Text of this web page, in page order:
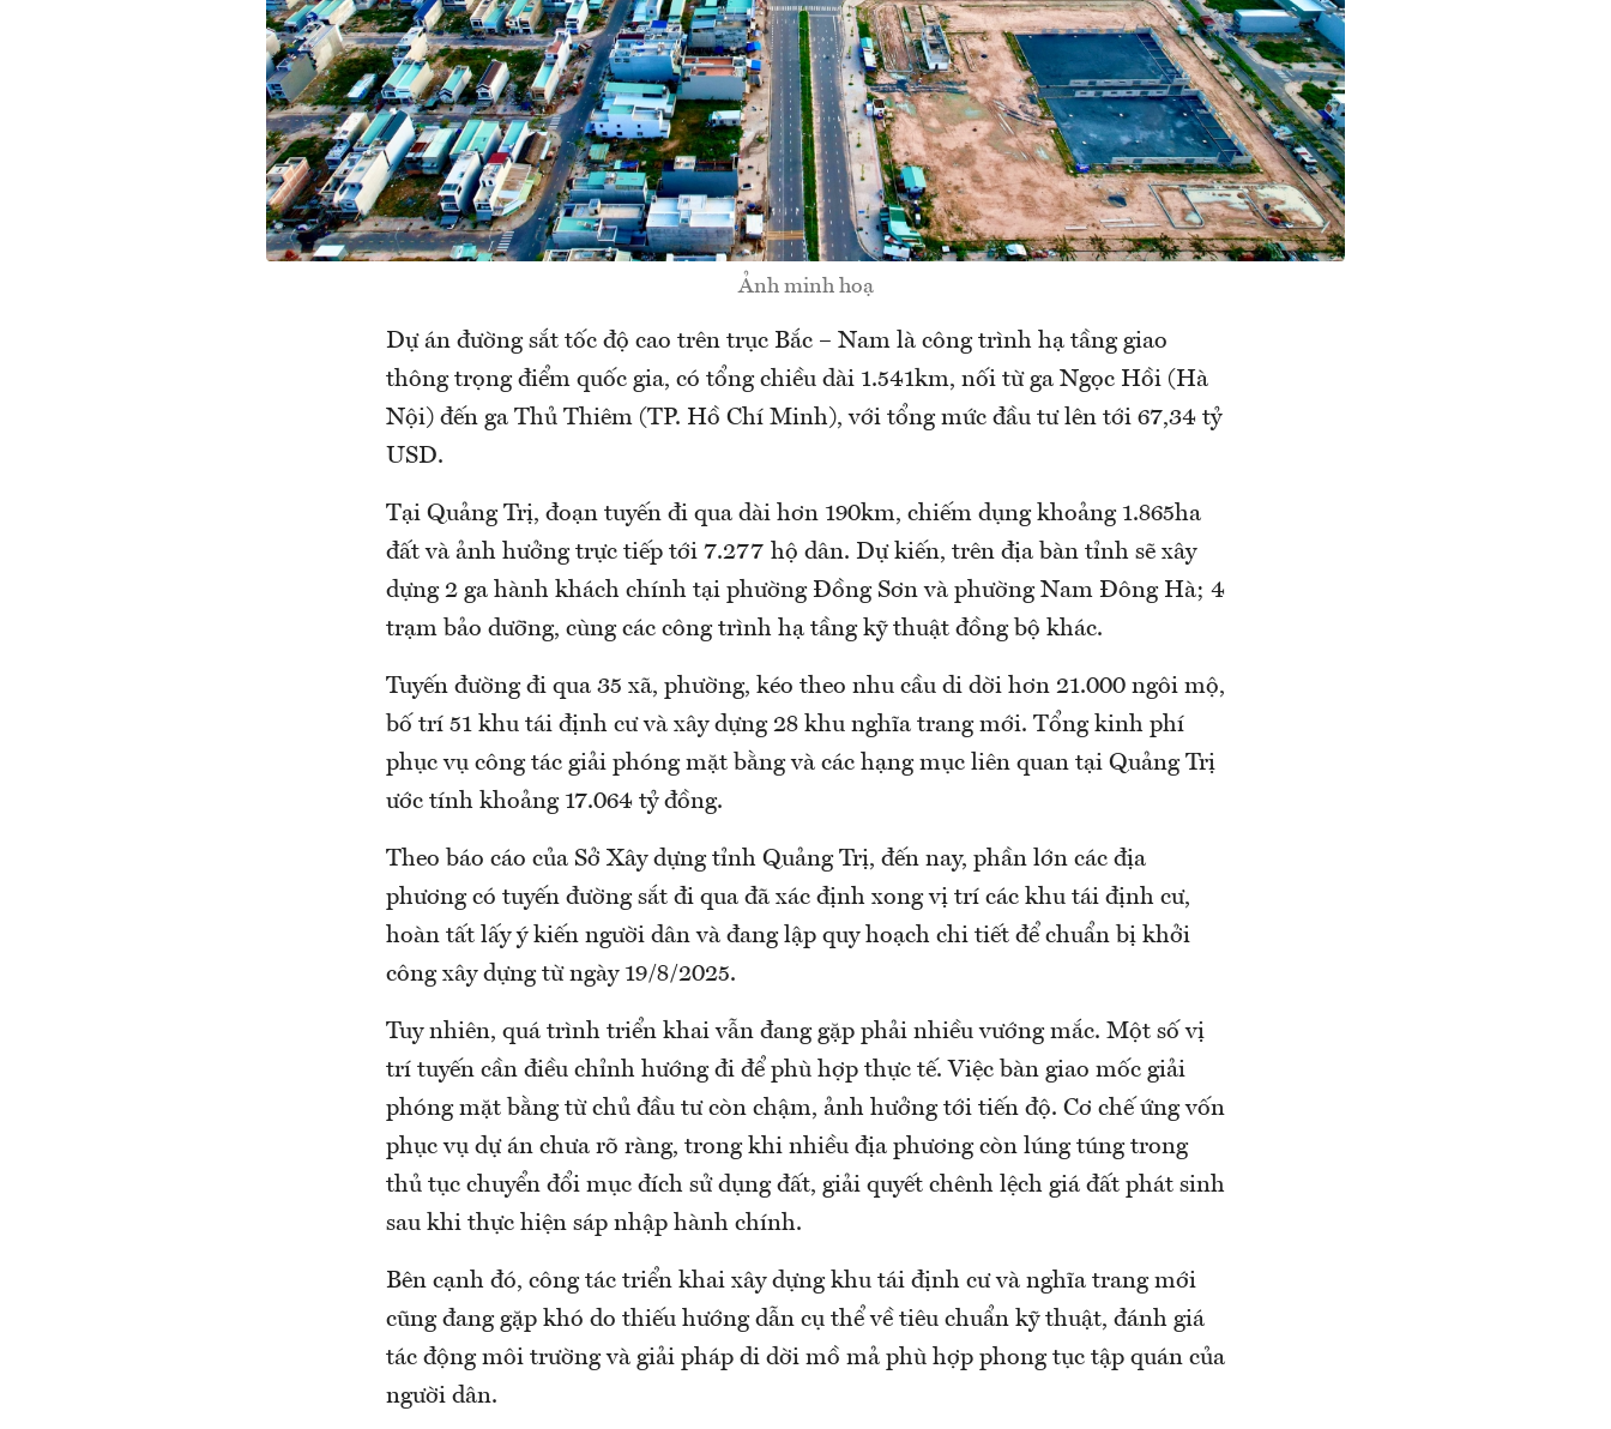
Ảnh minh hoạ
Dự án đường sắt tốc độ cao trên trục Bắc – Nam là công trình hạ tầng giao
thông trọng điểm quốc gia, có tổng chiều dài 1.541km, nối từ ga Ngọc Hồi (Hà
Nội) đến ga Thủ Thiêm (TP. Hồ Chí Minh), với tổng mức đầu tư lên tới 67,34 tỷ
USD.
Tại Quảng Trị, đoạn tuyến đi qua dài hơn 190km, chiếm dụng khoảng 1.865ha
đất và ảnh hưởng trực tiếp tới 7.277 hộ dân. Dự kiến, trên địa bàn tỉnh sẽ xây
dựng 2 ga hành khách chính tại phường Đồng Sơn và phường Nam Đông Hà; 4
trạm bảo dưỡng, cùng các công trình hạ tầng kỹ thuật đồng bộ khác.
Tuyến đường đi qua 35 xã, phường, kéo theo nhu cầu di dời hơn 21.000 ngôi mộ,
bố trí 51 khu tái định cư và xây dựng 28 khu nghĩa trang mới. Tổng kinh phí
phục vụ công tác giải phóng mặt bằng và các hạng mục liên quan tại Quảng Trị
ước tính khoảng 17.064 tỷ đồng.
Theo báo cáo của Sở Xây dựng tỉnh Quảng Trị, đến nay, phần lớn các địa
phương có tuyến đường sắt đi qua đã xác định xong vị trí các khu tái định cư,
hoàn tất lấy ý kiến người dân và đang lập quy hoạch chi tiết để chuẩn bị khởi
công xây dựng từ ngày 19/8/2025.
Tuy nhiên, quá trình triển khai vẫn đang gặp phải nhiều vướng mắc. Một số vị
trí tuyến cần điều chỉnh hướng đi để phù hợp thực tế. Việc bàn giao mốc giải
phóng mặt bằng từ chủ đầu tư còn chậm, ảnh hưởng tới tiến độ. Cơ chế ứng vốn
phục vụ dự án chưa rõ ràng, trong khi nhiều địa phương còn lúng túng trong
thủ tục chuyển đổi mục đích sử dụng đất, giải quyết chênh lệch giá đất phát sinh
sau khi thực hiện sáp nhập hành chính.
Bên cạnh đó, công tác triển khai xây dựng khu tái định cư và nghĩa trang mới
cũng đang gặp khó do thiếu hướng dẫn cụ thể về tiêu chuẩn kỹ thuật, đánh giá
tác động môi trường và giải pháp di dời mồ mả phù hợp phong tục tập quán của
người dân.